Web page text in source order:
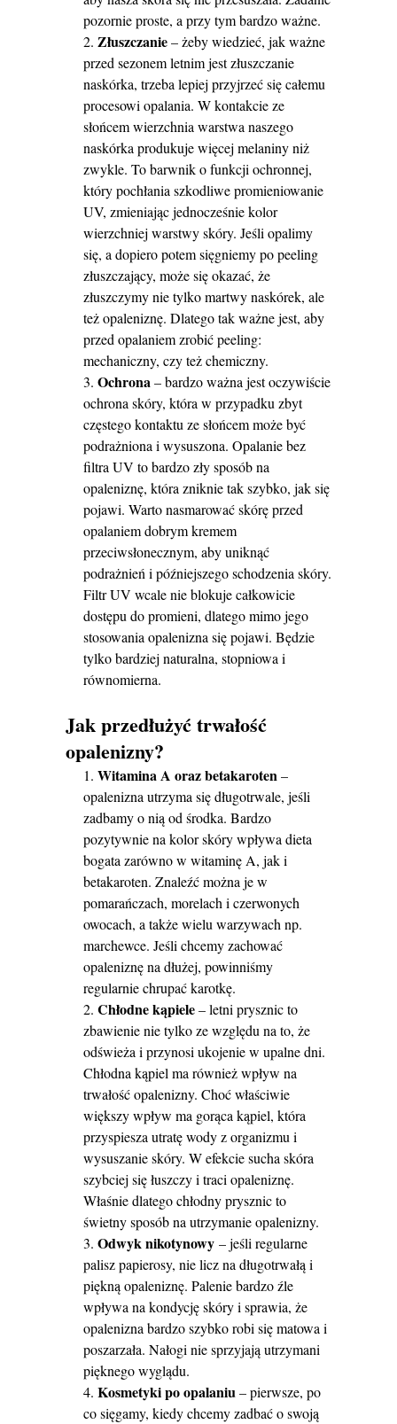
pozornie proste, a przy tym bardzo ważne.
Złuszczanie– żeby wiedzieć, jak ważne
przed sezonem letnim jest złuszczanie
naskórka, trzeba lepiej przyjrzeć się całemu
procesowi opalania. W kontakcie ze
słońcem wierzchnia warstwa naszego
naskórka produkuje więcej melaniny niż
zwykle. To barwnik o funkcji ochronnej,
który pochłania szkodliwe promieniowanie
UV, zmieniając jednocześnie kolor
wierzchniej warstwy skóry. Jeśli opalimy
się, a dopiero potem sięgniemy po peeling
złuszczający, może się okazać, że
złuszczymy nie tylko martwy naskórek, ale
też opaleniznę. Dlatego tak ważne jest, aby
przed opalaniem zrobić peeling:
mechaniczny, czy też chemiczny.
Ochrona– bardzo ważna jest oczywiście
ochrona skóry, która w przypadku zbyt
częstego kontaktu ze słońcem może być
podrażniona i wysuszona. Opalanie bez
filtra UV to bardzo zły sposób na
opaleniznę, która zniknie tak szybko, jak się
pojawi. Warto nasmarować skórę przed
opalaniem dobrym kremem
przeciwsłonecznym, aby uniknąć
podrażnień i późniejszego schodzenia skóry.
Filtr UV wcale nie blokuje całkowicie
dostępu do promieni, dlatego mimo jego
stosowania opalenizna się pojawi. Będzie
tylko bardziej naturalna, stopniowa i
równomierna.
Jak przedłużyć trwałość
opalenizny?
Witamina A oraz betakaroten–
opalenizna utrzyma się długotrwale, jeśli
zadbamy o nią od środka. Bardzo
pozytywnie na kolor skóry wpływa dieta
bogata zarówno w witaminę A, jak i
betakaroten. Znaleźć można je w
pomarańczach, morelach i czerwonych
owocach, a także wielu warzywach np.
marchewce. Jeśli chcemy zachować
opaleniznę na dłużej, powinniśmy
regularnie chrupać karotkę.
Chłodne kąpiele– letni prysznic to
zbawienie nie tylko ze względu na to, że
odświeża i przynosi ukojenie w upalne dni.
Chłodna kąpiel ma również wpływ na
trwałość opalenizny. Choć właściwie
większy wpływ ma gorąca kąpiel, która
przyspiesza utratę wody z organizmu i
wysuszanie skóry. W efekcie sucha skóra
szybciej się łuszczy i traci opaleniznę.
Właśnie dlatego chłodny prysznic to
świetny sposób na utrzymanie opalenizny.
Odwyk nikotynowy – jeśli regularne
palisz papierosy, nie licz na długotrwałą i
piękną opaleniznę. Palenie bardzo źle
wpływa na kondycję skóry i sprawia, że
opalenizna bardzo szybko robi się matowa i
poszarzała. Nałogi nie sprzyjają utrzymani
pięknego wyglądu.
Kosmetyki po opalaniu– pierwsze, po
co sięgamy, kiedy chcemy zadbać o swoją